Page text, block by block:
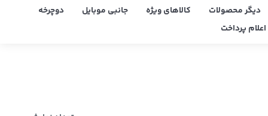
دیگر محصولات کالاهای ویژه جانبی موبایل
دوچرخه
پرداخت